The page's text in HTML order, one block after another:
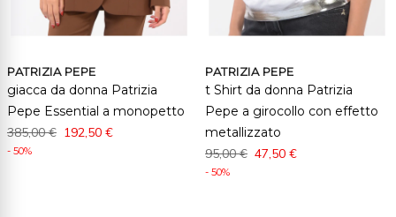
PATRIZIA PEPE
giacca da donna Patrizia
Pepe Essential a monopetto
385,00 € 192,50 €
- 50%
PATRIZIA PEPE
t Shirt da donna Patrizia
Pepe a girocollo con effetto
metallizzato
95,00 € 47,50 €
- 50%